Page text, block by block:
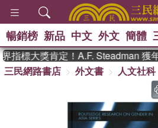
熱搜： 東
、
念華 、 台
孩：黎曼猜
暢銷榜 新品 中文 外文 簡體
指標大獎肯定！A.F. Steadman 獲
三民網路書店
外文書 人文社科